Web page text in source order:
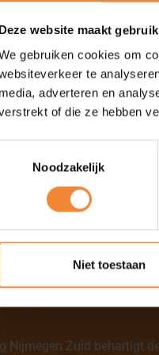
Deze website maakt
gebruiken cookies om
te
media, adverteren en
of die ze hebben
Noodzakelijk
Niet toestaan
Nijmegen Zuid behartigt
Nieuws